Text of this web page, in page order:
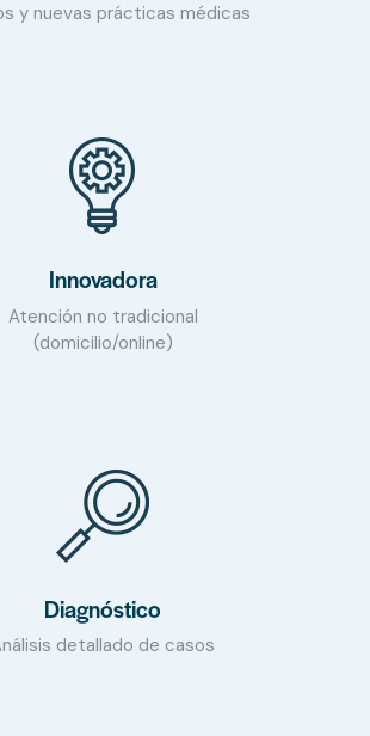
y nuevas prácticas médicas
Innovadora
Atención no tradicional
(domicilio/online)
Diagnóstico
detallado de casos